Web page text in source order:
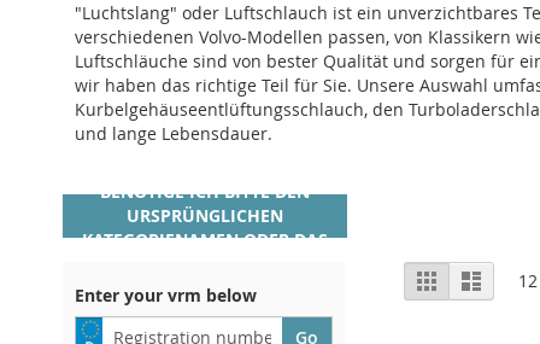
"Luchtslang" oder Luftschlauch ist ein unverzichtbares
verschiedenen Volvo-Modellen passen, von Klassikern
Luftschläuche sind von bester Qualität und sorgen für
wir haben das richtige Teil für Sie. Unsere Auswahl
Kurbelgehäuseentlüftungsschlauch, den
und lange Lebensdauer.
UM EINE GENAUE
BENÖTIGE ICH BITTE DEN
URSPRÜNGLICHEN
KATEGORIENAMEN ODER DAS
ÜBERSETZT WERDEN SOLL.
Anzeigen
als
Liste Liste 12
Enter your vrm below